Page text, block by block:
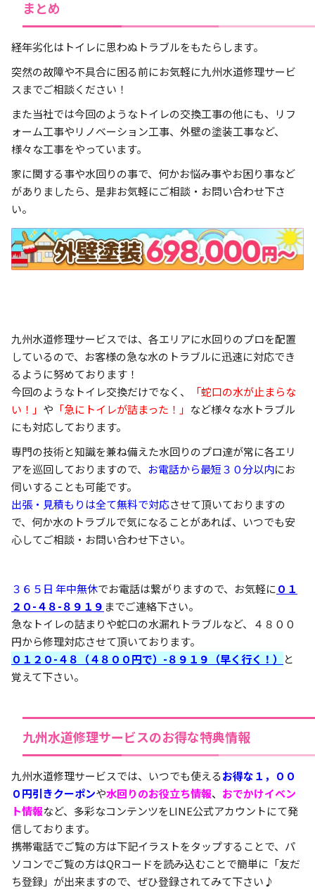
まとめ
経年劣化はトイレに思わぬトラブルをもたらします。
突然の故障や不具合に困る前にお気軽に九州水道修理サービ
スまでご相談ください！
また当社では今回のようなトイレの交換工事の他にも、リフ
ォーム工事やリノベーション工事、外壁の塗装工事など、
様々な工事をやっています。
家に関する事や水回りの事で、何かお悩み事やお困り事など
がありましたら、是非お気軽にご相談・お問い合わせ下さ
い。
九州水道修理サービスでは、各エリアに水回りのプロを配置
しているので、お客様の急な水のトラブルに迅速に対応でき
るように努めております！
今回のようなトイレ交換だけでなく、
「蛇口の水が止まらな
い！」 や 「急にトイレが詰まった！」 など様々な水トラブル
にも対応しております。
専門の技術と知識を兼ね備えた水回りのプロ達が常に各エリ
アを巡回しておりますので、 お電話から最短３０分以内にお
伺いすることも可能です。
出張・見積もりは全て無料で対応させて頂いておりますの
で、何か水のトラブルで気になることがあれば、いつでも安
心してご相談・お問い合わせ下さい。
３６５日 年中無休でお電話は繋がりますので、お気軽に０１
２０-４８-８９１９ までご連絡下さい。
急なトイレの詰まりや蛇口の水漏れトラブルなど、４８００
円から修理対応させて頂いております。
０１２０-４８（４８００円で）-８９１９（早く行く！）
と
覚えて下さい。
九州水道修理サービスのお得な特典情報
九州水道修理サービスでは、いつでも使えるお得な１，００
０円引きクーポンや水回りのお役立ち情報、 おでかけイベン
ト情報など、多彩なコンテンツをLINE公式アカウントにて発
信しております。
携帯電話でご覧の方は下記イラストをタップすることで、パ
ソコンでご覧の方はQRコードを読み込むことで簡単に「友だ
ち登録」が出来ますので、ぜひ登録されてみて下さい♪